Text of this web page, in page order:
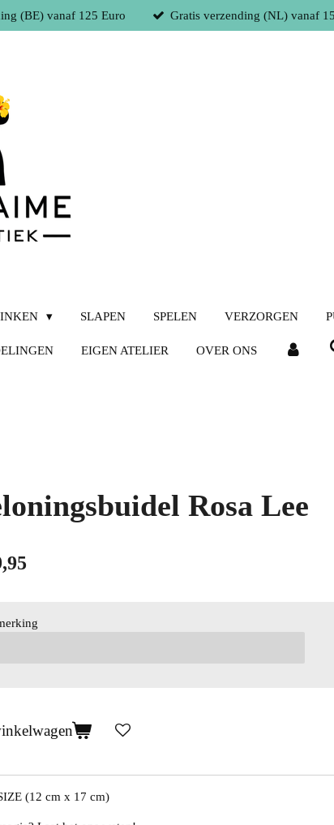
(BE) vanaf 125 Euro Gratis verzending (NL) vanaf
SLAPEN SPELEN VERZORGEN
EIGEN ATELIER OVER ONS
Rosa Lee
(12 cm x 17 cm)